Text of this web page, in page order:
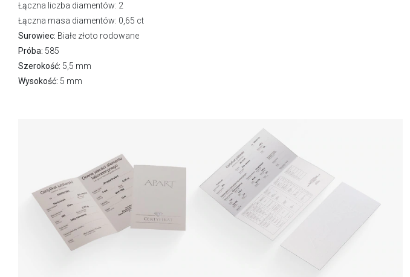
Łączna liczba diamentów: 2
Łączna masa diamentów: 0,65 ct
Surowiec: Białe złoto rodowane
Próba: 585
Szerokość: 5,5 mm
Wysokość: 5 mm